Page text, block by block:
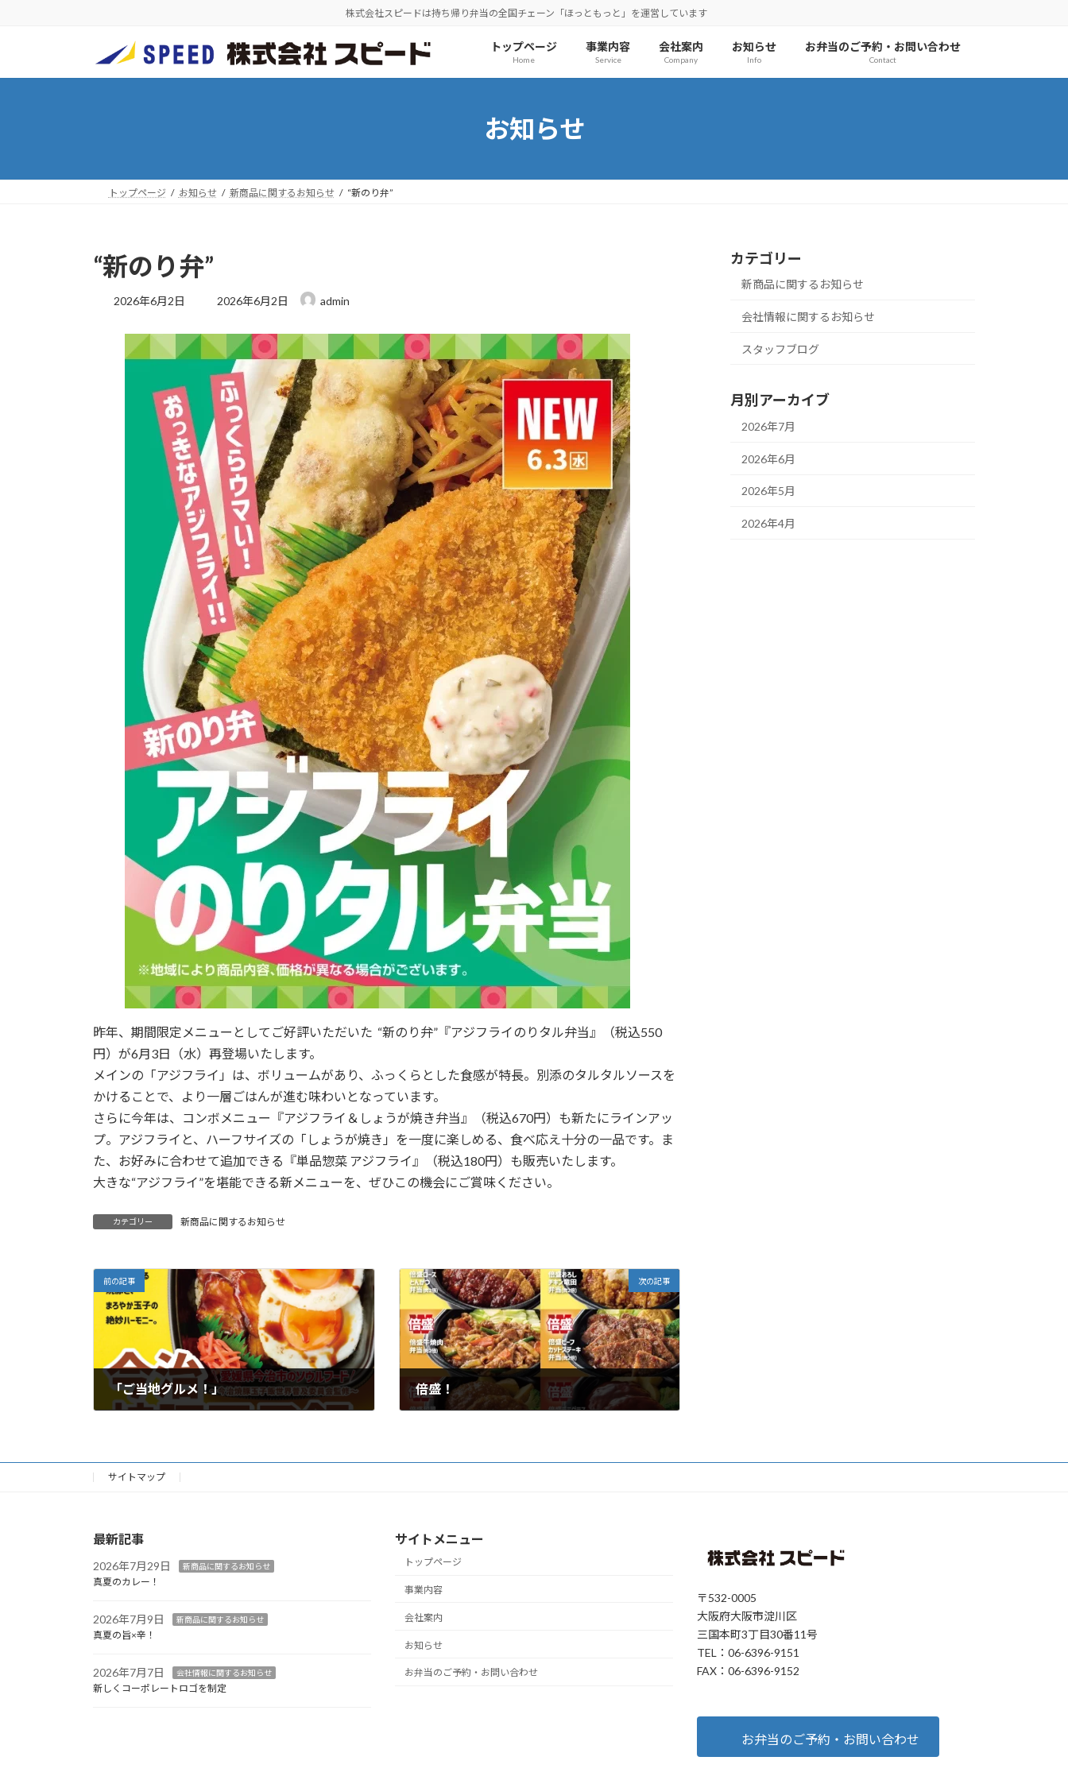
プ
動
株式会社スピードは持ち帰り弁当の全国チェーン「ほっともっと」を運営しています
トップページ
Home
事業内容
Service
会社案内
Company
お知らせ
Info
お弁当のご予約・お問い合わせ
Contact
お知らせ
トップページ お知らせ 新商品に関するお知らせ “新のり弁”
“新のり弁”
2026年6月2日
最
日
時
2026年6月2日 admin
昨年、期間限定メニューとしてご好評いただいた “新のり弁”『アジフライのりタル弁当』（税込550
円）が6月3日（水）再登場いたします。
メインの「アジフライ」は、ボリュームがあり、ふっくらとした食感が特長。別添のタルタルソースを
かけることで、より一層ごはんが進む味わいとなっています。
さらに今年は、コンボメニュー『アジフライ＆しょうが焼き弁当』（税込670円）も新たにラインアッ
プ。アジフライと、ハーフサイズの「しょうが焼き」を一度に楽しめる、食べ応え十分の一品です。ま
た、お好みに合わせて追加できる『単品惣菜 アジフライ』（税込180円）も販売いたします。
大きな“アジフライ”を堪能できる新メニューを、ぜひこの機会にご賞味ください。
カテゴリー 新商品に関するお知らせ
前の記事
「ご当地グルメ！」
次の記事
倍盛！
カテゴリー
新商品に関するお知らせ
会社情報に関するお知らせ
スタッフブログ
月別アーカイブ
2026年7月
2026年6月
2026年5月
2026年4月
サイトマップ
最新記事
2026年7月29日 新商品に関するお知らせ
真夏のカレー！
2026年7月9日 新商品に関するお知らせ
真夏の旨×辛！
2026年7月7日 会社情報に関するお知らせ
新しくコーポレートロゴを制定
サイトメニュー
トップページ
事業内容
会社案内
お知らせ
お弁当のご予約・お問い合わせ
〒532-0005
大阪府大阪市淀川区
三国本町3丁目30番11号
TEL：06-6396-9151
FAX：06-6396-9152
お弁当のご予約・お問い合わせ